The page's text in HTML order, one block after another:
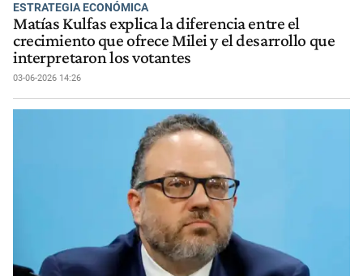
ESTRATEGIA ECONÓMICA
Matías Kulfas explica la diferencia entre el
crecimiento que ofrece Milei y el desarrollo que
interpretaron los votantes
03-06-2026 14:26